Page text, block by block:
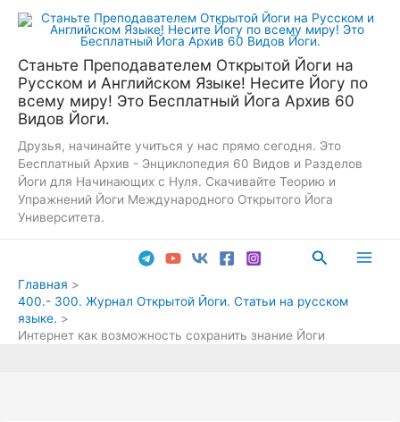
Перейти
Станьте Преподавателем Открытой Йоги на
Русском и Английском Языке! Несите Йогу по
всему миру! Это Бесплатный Йога Архив 60
Видов Йоги.
Друзья, начинайте учиться у нас прямо сегодня. Это
Бесплатный Архив - Энциклопедия 60 Видов и Разделов
Йоги для Начинающих с Нуля. Скачивайте Теорию и
Упражнений Йоги Международного Открытого Йога
Университета.
Поиск
Главная
400.- 300. Журнал Открытой Йоги. Статьи на русском
языке.
Интернет как возможность сохранить знание Йоги